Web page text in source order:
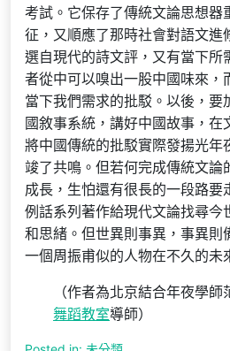
考試。它保存了傳統文論思想器
征，又順應了那時社會對語文進
選自現代的詩文評，又有當下所
者從中可以嗅出一股中國味來，
當下我們需求的批駁。以後，要
國敘事系統，講好中國故事，在
將中國傳統的批駁實際發揚光年
竣了共鳴。但若何完成傳統文論
成長，生怕還有很長的一段路要
例話系列著作給現代文論找尋今
和思緒。但世異則事異，事異則
一個周振甫似的人物在不久的未
（作者為北京結合年夜學
舞蹈教室導師）